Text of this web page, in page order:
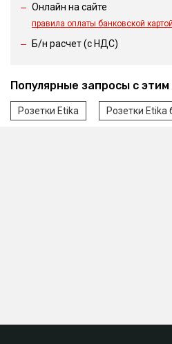
Онлайн на сайте
правила оплаты банковской картой
Б/н расчет (c НДС)
Популярные запросы с
Розетки Etika Розетки Etika